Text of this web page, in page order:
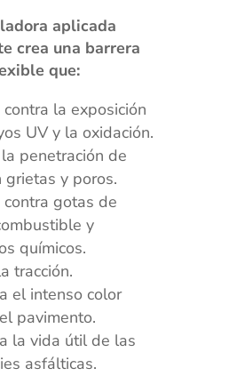
aplicada
crea una barrera
que:
la exposición
UV y la oxidación.
penetración de
grietas y poros.
contra gotas de
y
químicos.
tracción.
el intenso color
pavimento.
la vida útil de las
asfálticas.